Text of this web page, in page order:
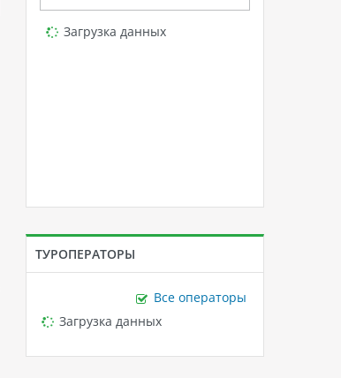
Loading...
Загрузка данных
ТУРОПЕРАТОРЫ
Все операторы
Loading...
Загрузка данных